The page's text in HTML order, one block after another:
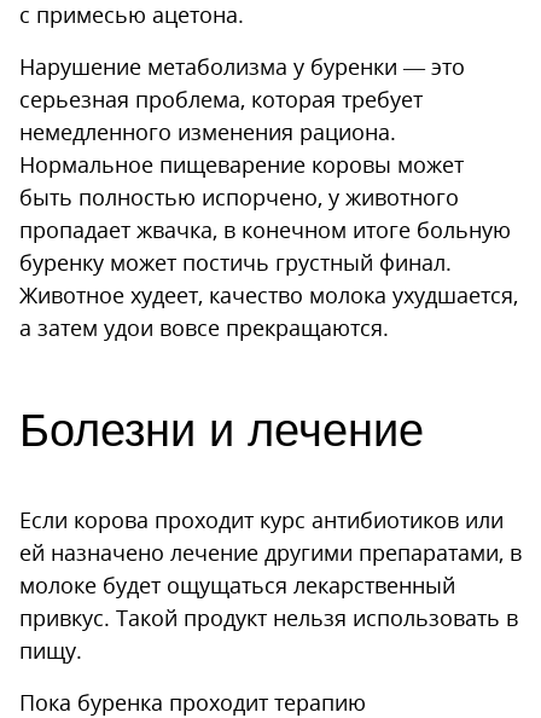
с примесью ацетона.
Нарушение метаболизма у буренки — это
серьезная проблема, которая требует
немедленного изменения рациона.
Нормальное пищеварение коровы может
быть полностью испорчено, у животного
пропадает жвачка, в конечном итоге больную
буренку может постичь грустный финал.
Животное худеет, качество молока ухудшается,
а затем удои вовсе прекращаются.
Болезни и лечение
Если корова проходит курс антибиотиков или
ей назначено лечение другими препаратами, в
молоке будет ощущаться лекарственный
привкус. Такой продукт нельзя использовать в
пищу.
Пока буренка проходит терапию